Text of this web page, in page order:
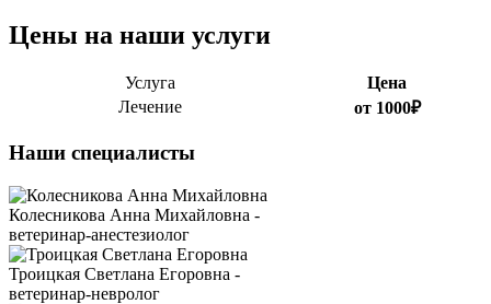
Цены на наши услуги
Услуга
Цена
Лечение
от 1000₽
Наши специалисты
Колесникова Анна Михайловна -
ветеринар-анестезиолог
Троицкая Светлана Егоровна -
ветеринар-невролог